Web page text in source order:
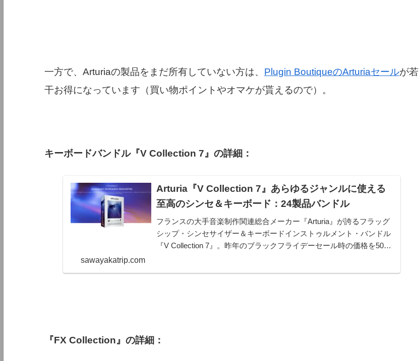
一方で、Arturiaの製品をまだ所有していない方は、 Plugin BoutiqueのArturiaセールが若
干お得になっています（買い物ポイントやオマケが貰えるので）。
キーボードバンドル『V Collection 7』の詳細：
Arturia『V Collection 7』あらゆるジャンルに使える
至高のシンセ＆キーボード：24製品バンドル
フランスの大手音楽制作関連総合メーカー『Arturia』が誇るフラッグ
シップ・シンセサイザー＆キーボードインストゥルメント・バンドル
『V Collection 7』。昨年のブラックフライデーセール時の価格を50ド
sawayakatrip.com
『FX Collection』の詳細：